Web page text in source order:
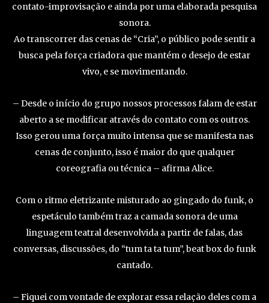
contato-improvisação e ainda por uma elaborada pesquisa
sonora.
Ao transcorrer das cenas de “Cria”, o público pode sentir a
busca pela força criadora que mantém o desejo de estar
vivo, e se movimentando.
– Desde o início do grupo nossos processos falam de estar
aberto a se modificar através do contato com os outros.
Isso gerou uma força muito intensa que se manifesta nas
cenas de conjunto, isso é maior do que qualquer
coreografia ou técnica – afirma Alice.
Com o ritmo eletrizante misturado ao gingado do funk, o
espetáculo também traz a camada sonora de uma
linguagem teatral desenvolvida a partir de falas, das
conversas, discussões, do “tum ta ta tum”, beat box do funk
cantado.
– Fiquei com vontade de explorar essa relação deles com a